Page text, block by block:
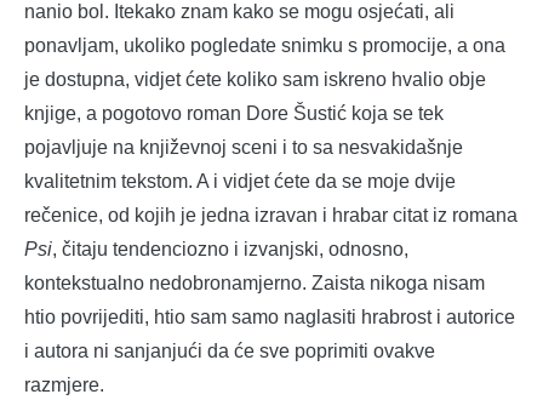
nanio bol. Itekako znam kako se mogu osjećati, ali
ponavljam, ukoliko pogledate snimku s promocije, a ona
je dostupna, vidjet ćete koliko sam iskreno hvalio obje
knjige, a pogotovo roman Dore Šustić koja se tek
pojavljuje na književnoj sceni i to sa nesvakidašnje
kvalitetnim tekstom. A i vidjet ćete da se moje dvije
rečenice, od kojih je jedna izravan i hrabar citat iz romana
Psi, čitaju tendenciozno i izvanjski, odnosno,
kontekstualno nedobronamjerno. Zaista nikoga nisam
htio povrijediti, htio sam samo naglasiti hrabrost i autorice
i autora ni sanjanjući da će sve poprimiti ovakve
razmjere.